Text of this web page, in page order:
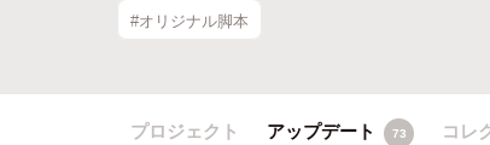
#オリジナル脚本
プロジェクト アップデート 73 コレ